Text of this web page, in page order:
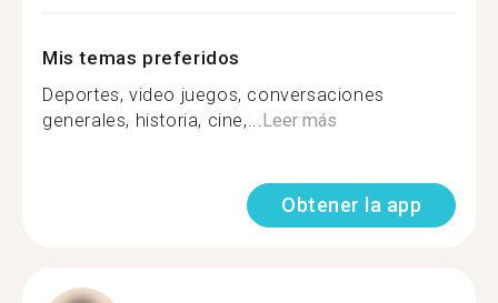
Mis temas preferidos
Deportes, video juegos, conversaciones
generales, historia, cine,...Leer más
Obtener la app